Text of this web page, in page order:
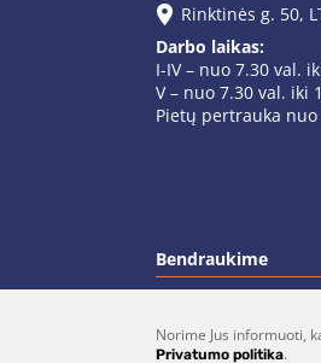
Rinktinės g. 50,
Darbo laikas:
I-IV – nuo 7.30 val.
V – nuo 7.30 val. iki
Pietų pertrauka nuo
Bendraukime
(0 5)  275
Norime Jus informuoti,
Privatumo politika.